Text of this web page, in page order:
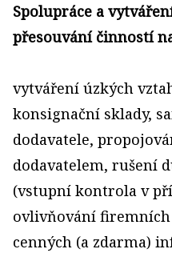
Spolupráce a
přesouvání činností
vytváření úzkých
konsignační sklady,
dodavatele,
dodavatelem, rušení
(vstupní kontrola v
ovlivňování
cenných (a zdarma)